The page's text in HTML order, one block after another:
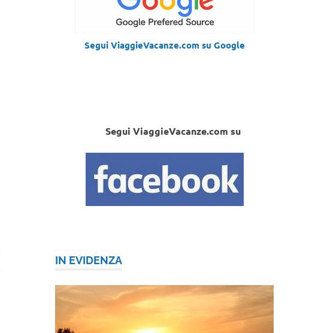
Segui ViaggieVacanze.com su Google
Segui ViaggieVacanze.com su
IN EVIDENZA